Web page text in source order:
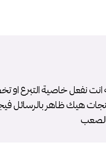
انت نفعل خاصية التبرع
هيك ظاهر بالرسائل